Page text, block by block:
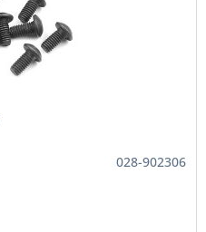
028-902306